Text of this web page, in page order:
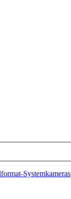
Systemkameras